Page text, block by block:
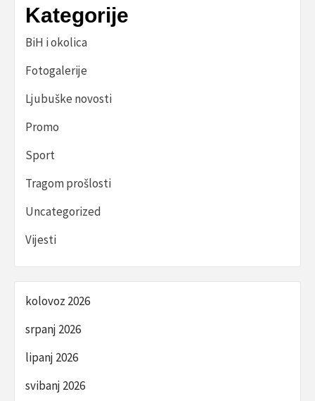
Kategorije
BiH i okolica
Fotogalerije
Ljubuške novosti
Promo
Sport
Tragom prošlosti
Uncategorized
Vijesti
kolovoz 2026
srpanj 2026
lipanj 2026
svibanj 2026